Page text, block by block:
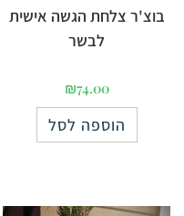
בוצ'ר צלחת הגשה אישית
לבשר
₪74.00
הוספה לסל